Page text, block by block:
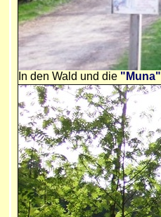
In den Wald und die "Muna"